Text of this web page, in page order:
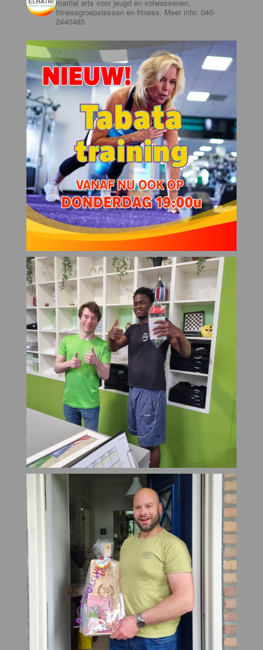
martial arts voor jeugd en volwassenen,
fitnessgroepslessen en fitness. Meer info: 040-
2440485